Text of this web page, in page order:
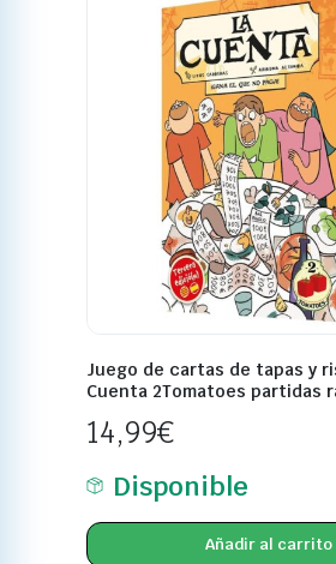
Juego de cartas de tapas y
Cuenta 2Tomatoes partidas
14,99€
Disponible
Añadir al carrito